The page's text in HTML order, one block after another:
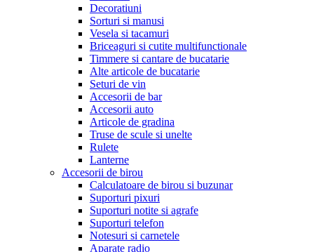
Decoratiuni
Sorturi si manusi
Vesela si tacamuri
Briceaguri si cutite multifunctionale
Timmere si cantare de bucatarie
Alte articole de bucatarie
Seturi de vin
Accesorii de bar
Accesorii auto
Articole de gradina
Truse de scule si unelte
Rulete
Lanterne
Accesorii de birou
Calculatoare de birou si buzunar
Suporturi pixuri
Suporturi notite si agrafe
Suporturi telefon
Notesuri si carnetele
Aparate radio